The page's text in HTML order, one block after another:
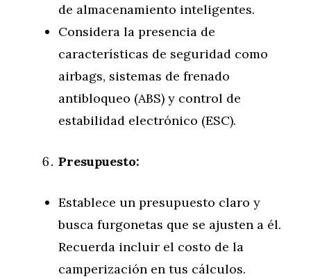
de almacenamiento inteligentes.
Considera la presencia de
características de seguridad como
airbags, sistemas de frenado
antibloqueo (ABS) y control de
estabilidad electrónico (ESC).
Presupuesto:
Establece un presupuesto claro y
busca furgonetas que se ajusten a él.
Recuerda incluir el costo de la
camperización en tus cálculos.